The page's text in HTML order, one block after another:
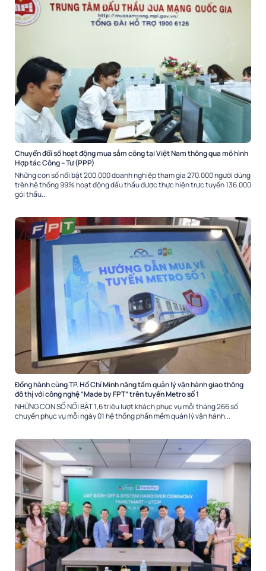
Chuyển đổi số hoạt động mua sắm công tại Việt Nam thông qua mô hình
Hợp tác Công – Tư (PPP)
Những con số nổi bật 200.000 doanh nghiệp tham gia 270.000 người dùng
trên hệ thống 99% hoạt động đấu thầu được thực hiện trực tuyến 136.000
gói thầu...
Đồng hành cùng TP. Hồ Chí Minh nâng tầm quản lý vận hành giao thông
đô thị với công nghệ “Made by FPT” trên tuyến Metro số 1
NHỮNG CON SỐ NỔI BẬT 1,6 triệu lượt khách phục vụ mỗi tháng 266 số
chuyến phục vụ mỗi ngày 01 hệ thống phần mềm quản lý vận hành...